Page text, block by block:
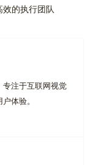
的执行团队
专注于互联网视觉
体验。